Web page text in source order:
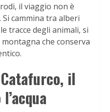
il viaggio non è
cammina tra alberi
tracce degli animali, si
che conserva
il